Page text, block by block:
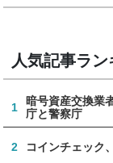
人気記事ラン
1
暗号資産交換業
庁と警察庁
2 コインチェック